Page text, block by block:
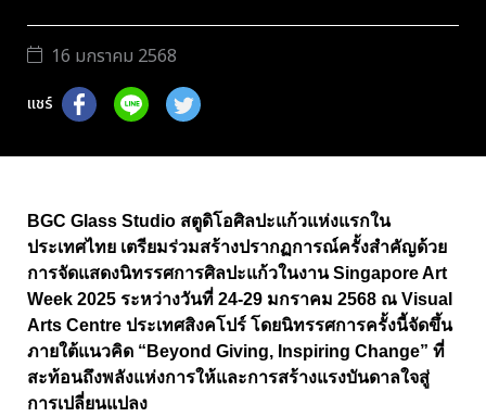
16 มกราคม 2568
แชร์
BGC Glass Studio สตูดิโอศิลปะแก้วแห่งแรกใน
ประเทศไทย เตรียมร่วมสร้างปรากฏการณ์ครั้งสำคัญด้วย
การจัดแสดงนิทรรศการศิลปะแก้วในงาน Singapore Art
Week 2025 ระหว่างวันที่ 24-29 มกราคม 2568 ณ Visual
Arts Centre ประเทศสิงคโปร์ โดยนิทรรศการครั้งนี้จัดขึ้น
ภายใต้แนวคิด “Beyond Giving, Inspiring Change” ที่
สะท้อนถึงพลังแห่งการให้และการสร้างแรงบันดาลใจสู่
การเปลี่ยนแปลง